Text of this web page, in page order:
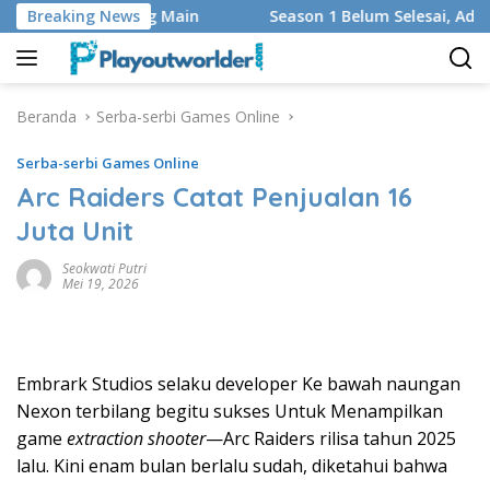
Langsung
ke
konten
Breaking News
Regu yang Main Season 1 Belum Selesai,
Beranda Serba-serbi Games Online
Serba-serbi Games Online
Arc Raiders Catat Penjualan 16
Juta Unit
Seokwati Putri
Mei 19, 2026
Embrark Studios selaku developer Ke bawah naungan
Nexon terbilang begitu sukses Untuk Menampilkan
game extraction shooter—Arc Raiders rilisa tahun 2025
lalu. Kini enam bulan berlalu sudah, diketahui bahwa